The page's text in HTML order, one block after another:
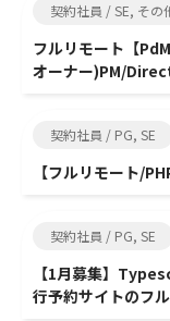
フルリモート【
オーナー)PM/
契約社員 / PG, SE
【フルリモート/
契約社員 / PG, SE
【1月募集】
行予約サイトのフ